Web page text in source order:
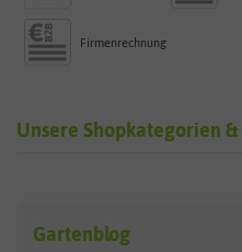
Firmenrechnung
Unsere Shopkategorien
Exotische Samen
Arche Noah
Gartenblog